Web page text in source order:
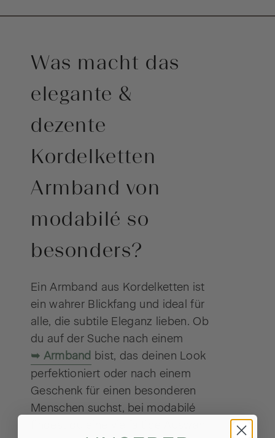
Was macht das
elegante &
dezente
Kordelketten
Armband von
modabilé so
besonders?
Ein Armband aus Kordelketten ist
ein wahrer Blickfang und ideal für
alle, die subtile Eleganz lieben. Ob
du auf der Suche nach einem
Armband bist, das deinen Look
perfektioniert oder nach einem
Geschenk für einen besonderen
Menschen suchst, bei modabilé